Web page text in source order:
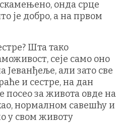
онда срце
је добро, а на првом
Шта тако
сеје само оно
али зато све
и сестре, на дан
посео за живота овде на
нормалном савешћу и
у свом животу